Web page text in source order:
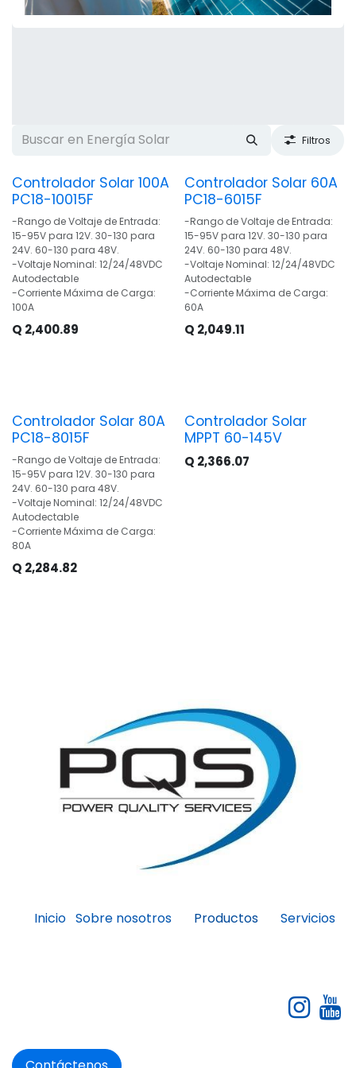
Filtros
Controlador Solar 100A
PC18-10015F
-Rango de Voltaje de Entrada:
15-95V para 12V. 30-130 para
24V. 60-130 para 48V.
-Voltaje Nominal: 12/24/48VDC
Autodectable
-Corriente Máxima de Carga:
100A
Q 2,400.89
Controlador Solar 60A
PC18-6015F
-Rango de Voltaje de Entrada:
15-95V para 12V. 30-130 para
24V. 60-130 para 48V.
-Voltaje Nominal: 12/24/48VDC
Autodectable
-Corriente Máxima de Carga:
60A
Q 2,049.11
Controlador Solar 80A
PC18-8015F
-Rango de Voltaje de Entrada:
15-95V para 12V. 30-130 para
24V. 60-130 para 48V.
-Voltaje Nominal: 12/24/48VDC
Autodectable
-Corriente Máxima de Carga:
80A
Q 2,284.82
Controlador Solar
MPPT 60-145V
Q 2,366.07
Inicio Sobre nosotros Productos Servicios